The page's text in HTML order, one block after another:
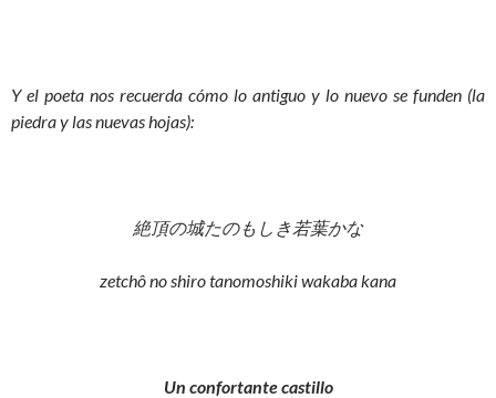
Y el poeta nos recuerda cómo lo antiguo y lo nuevo se funden (la
piedra y las nuevas hojas):
絶頂の城たのもしき若葉かな
zetchô no shiro tanomoshiki wakaba kana
Un confortante castillo